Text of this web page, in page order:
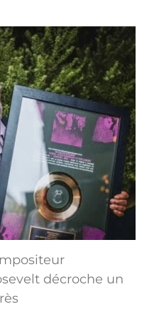
décroche un